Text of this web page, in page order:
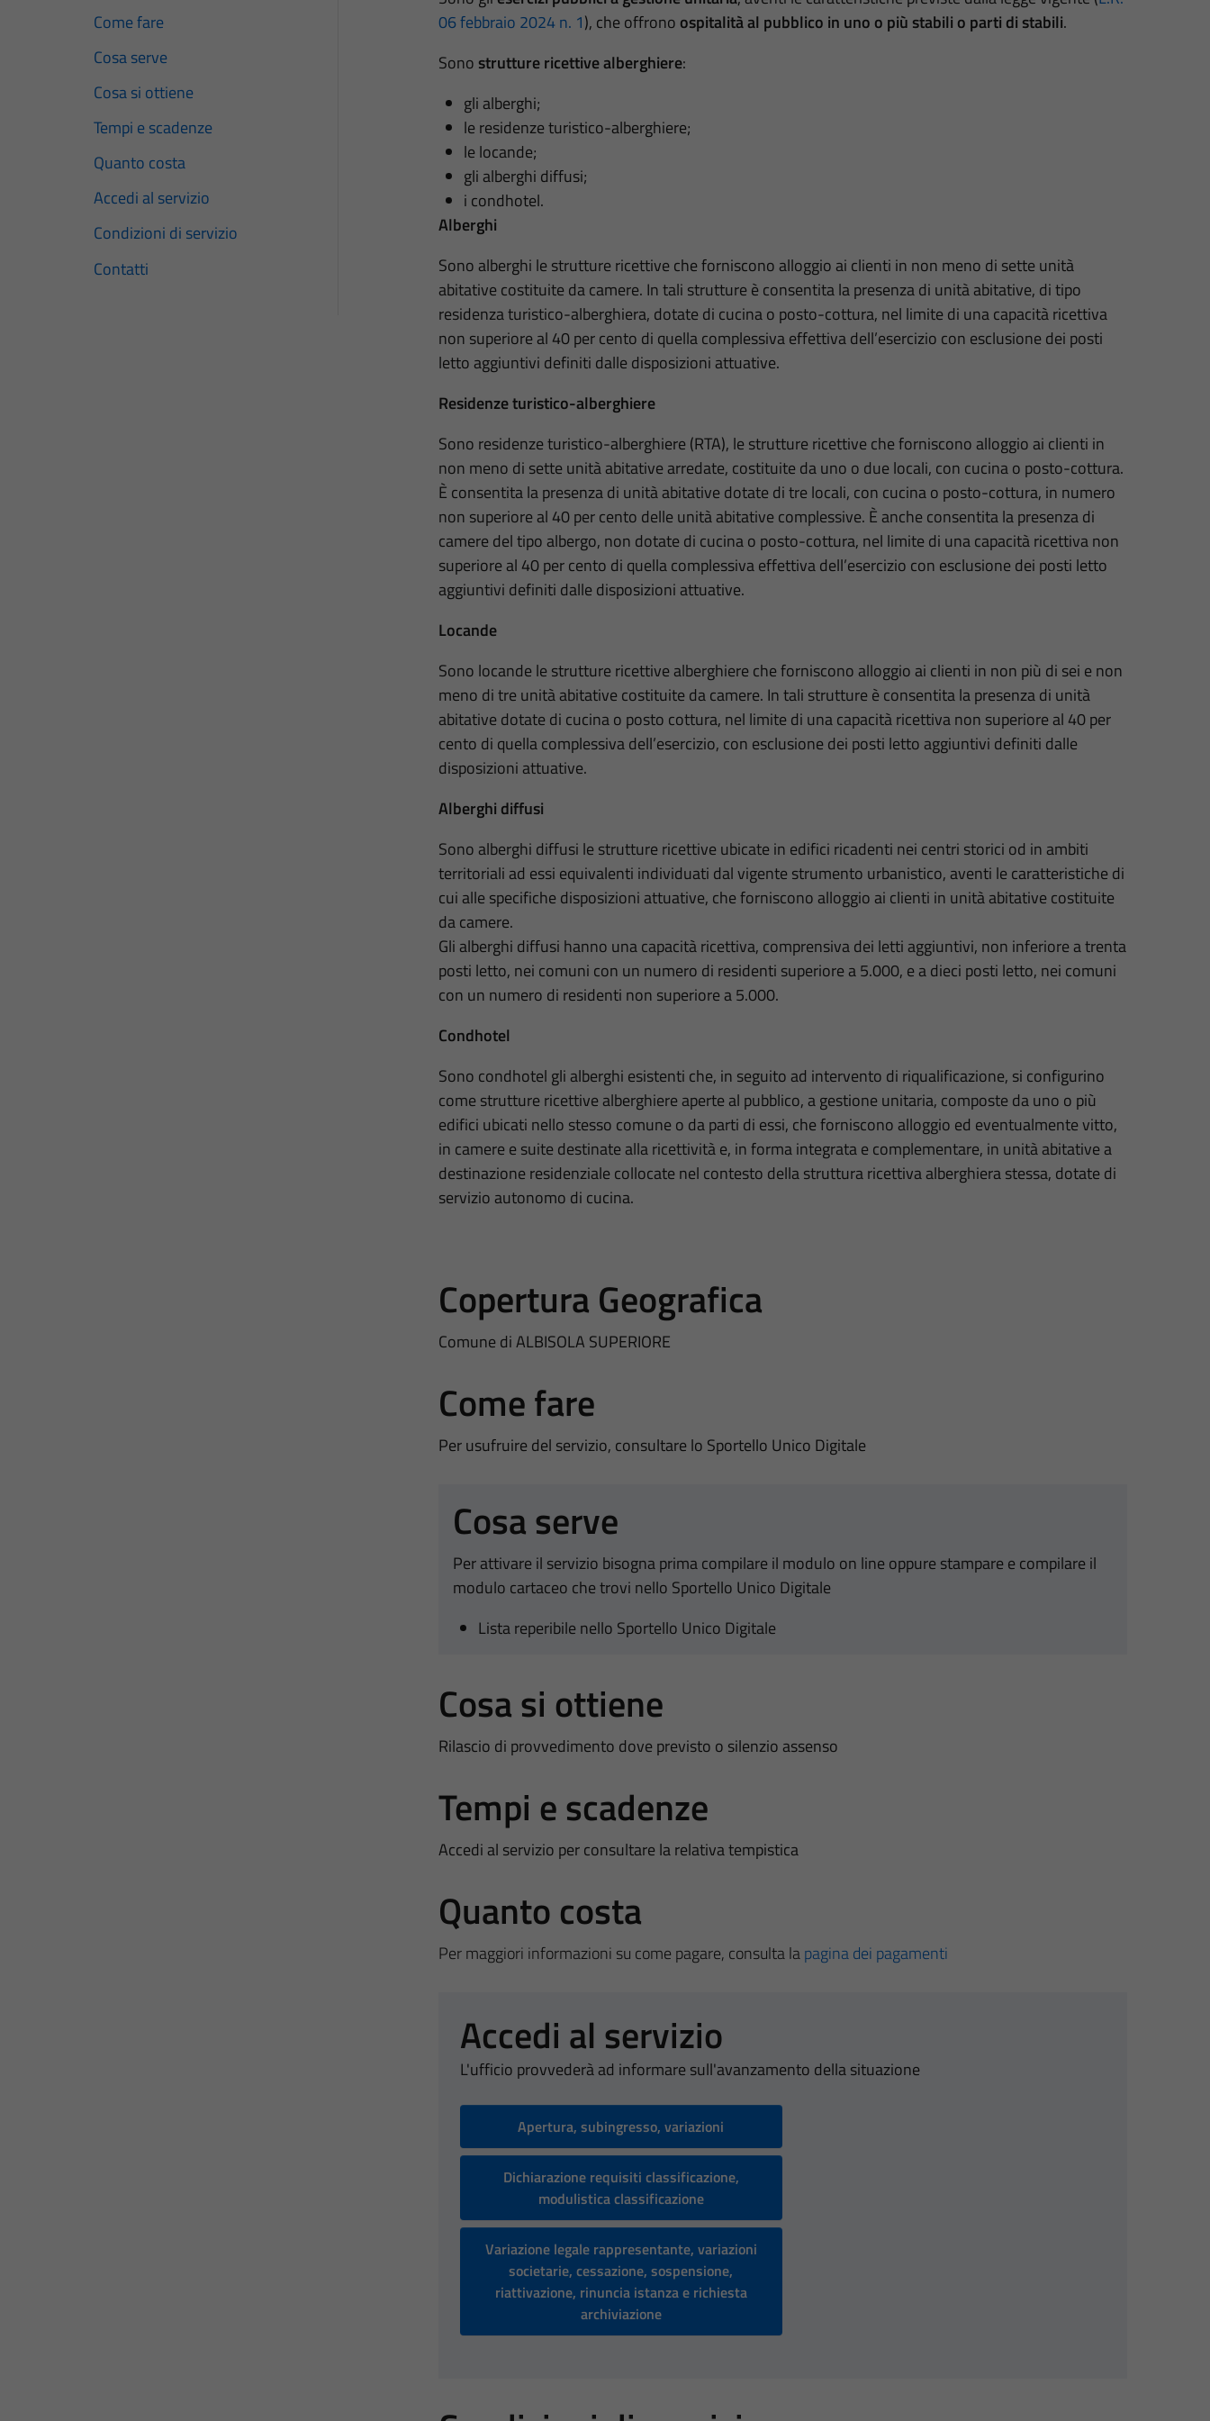
Come fare
Cosa serve
Cosa si ottiene
Tempi e scadenze
Quanto costa
Accedi al servizio
Condizioni di servizio
Contatti
06 febbraio 2024 n. 1), che offrono ospitalità al pubblico in uno o più stabili o parti di stabili.
Sono strutture ricettive alberghiere:
gli alberghi;
le residenze turistico-alberghiere;
le locande;
gli alberghi diffusi;
i condhotel.
Alberghi
Sono alberghi le strutture ricettive che forniscono alloggio ai clienti in non meno di sette unità
abitative costituite da camere. In tali strutture è consentita la presenza di unità abitative, di tipo
residenza turistico-alberghiera, dotate di cucina o posto-cottura, nel limite di una capacità ricettiva
non superiore al 40 per cento di quella complessiva effettiva dell’esercizio con esclusione dei posti
letto aggiuntivi definiti dalle disposizioni attuative.
Residenze turistico-alberghiere
Sono residenze turistico-alberghiere (RTA), le strutture ricettive che forniscono alloggio ai clienti in
non meno di sette unità abitative arredate, costituite da uno o due locali, con cucina o posto-cottura.
È consentita la presenza di unità abitative dotate di tre locali, con cucina o posto-cottura, in numero
non superiore al 40 per cento delle unità abitative complessive. È anche consentita la presenza di
camere del tipo albergo, non dotate di cucina o posto-cottura, nel limite di una capacità ricettiva non
superiore al 40 per cento di quella complessiva effettiva dell’esercizio con esclusione dei posti letto
aggiuntivi definiti dalle disposizioni attuative.
Locande
Sono locande le strutture ricettive alberghiere che forniscono alloggio ai clienti in non più di sei e non
meno di tre unità abitative costituite da camere. In tali strutture è consentita la presenza di unità
abitative dotate di cucina o posto cottura, nel limite di una capacità ricettiva non superiore al 40 per
cento di quella complessiva dell’esercizio, con esclusione dei posti letto aggiuntivi definiti dalle
disposizioni attuative.
Alberghi diffusi
Sono alberghi diffusi le strutture ricettive ubicate in edifici ricadenti nei centri storici od in ambiti
territoriali ad essi equivalenti individuati dal vigente strumento urbanistico, aventi le caratteristiche di
cui alle specifiche disposizioni attuative, che forniscono alloggio ai clienti in unità abitative costituite
da camere.
Gli alberghi diffusi hanno una capacità ricettiva, comprensiva dei letti aggiuntivi, non inferiore a trenta
posti letto, nei comuni con un numero di residenti superiore a 5.000, e a dieci posti letto, nei comuni
con un numero di residenti non superiore a 5.000.
Condhotel
Sono condhotel gli alberghi esistenti che, in seguito ad intervento di riqualificazione, si configurino
come strutture ricettive alberghiere aperte al pubblico, a gestione unitaria, composte da uno o più
edifici ubicati nello stesso comune o da parti di essi, che forniscono alloggio ed eventualmente vitto,
in camere e suite destinate alla ricettività e, in forma integrata e complementare, in unità abitative a
destinazione residenziale collocate nel contesto della struttura ricettiva alberghiera stessa, dotate di
servizio autonomo di cucina.
Copertura Geografica
Comune di ALBISOLA SUPERIORE
Come fare
Per usufruire del servizio, consultare lo Sportello Unico Digitale
Cosa serve
Per attivare il servizio bisogna prima compilare il modulo on line oppure stampare e compilare il
modulo cartaceo che trovi nello Sportello Unico Digitale
Lista reperibile nello Sportello Unico Digitale
Cosa si ottiene
Rilascio di provvedimento dove previsto o silenzio assenso
Tempi e scadenze
Accedi al servizio per consultare la relativa tempistica
Quanto costa
Per maggiori informazioni su come pagare, consulta lapagina dei pagamenti
Accedi al servizio
L'ufficio provvederà ad informare sull'avanzamento della situazione
Apertura, subingresso, variazioni
Dichiarazione requisiti classificazione,
modulistica classificazione
Variazione legale rappresentante, variazioni
societarie, cessazione, sospensione,
riattivazione, rinuncia istanza e richiesta
archiviazione